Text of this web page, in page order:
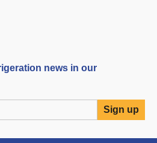
news in our